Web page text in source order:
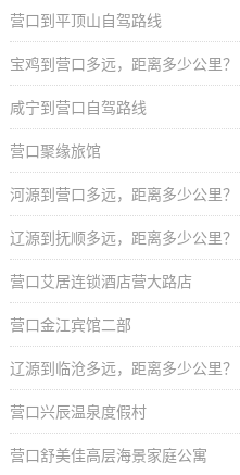
营口到平顶山自驾路线
宝鸡到营口多远，距离多少公里？
咸宁到营口自驾路线
营口聚缘旅馆
河源到营口多远，距离多少公里？
辽源到抚顺多远，距离多少公里？
营口艾居连锁酒店营大路店
营口金江宾馆二部
辽源到临沧多远，距离多少公里？
营口兴辰温泉度假村
营口舒美佳高层海景家庭公寓